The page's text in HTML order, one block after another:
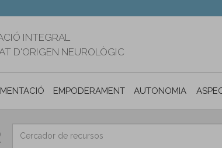
INTEGRAL
D'ORIGEN NEUROLÒGIC
EMPODERAMENT AUTONOMIA